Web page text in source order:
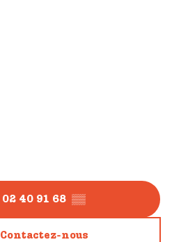
02 40 91 68 ▒▒
Contactez-nous